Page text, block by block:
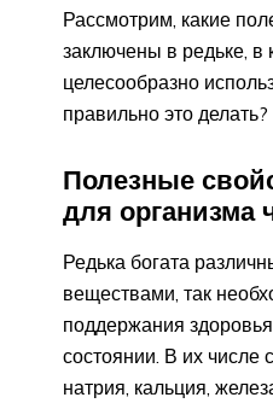
Рассмотрим, какие
заключены в редьке, в
целесообразно
правильно это делать?
Полезные
для организма
Редька богата
веществами, так
поддержания
состоянии. В их числе
натрия, кальция,